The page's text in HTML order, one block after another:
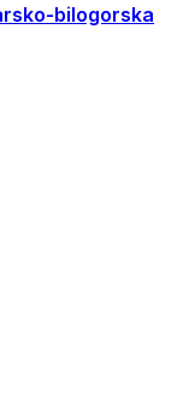
bilogorska